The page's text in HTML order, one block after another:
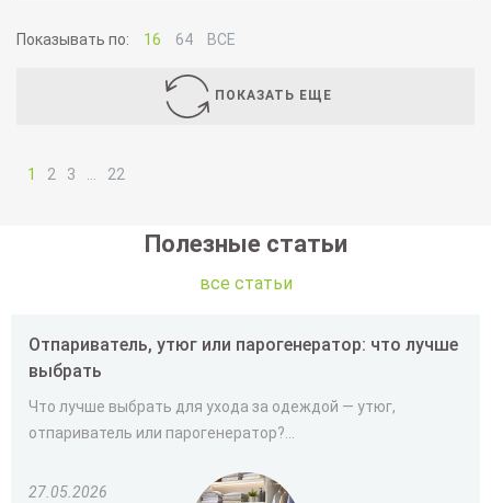
Показывать по: 16 64 ВСЕ
ПОКАЗАТЬ ЕЩЕ
1 2 3 … 22
Полезные статьи
все статьи
Отпариватель, утюг или парогенератор: что лучше
выбрать
Что лучше выбрать для ухода за одеждой — утюг,
отпариватель или парогенератор?...
27.05.2026